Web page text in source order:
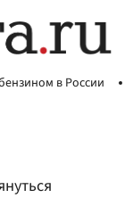
в России